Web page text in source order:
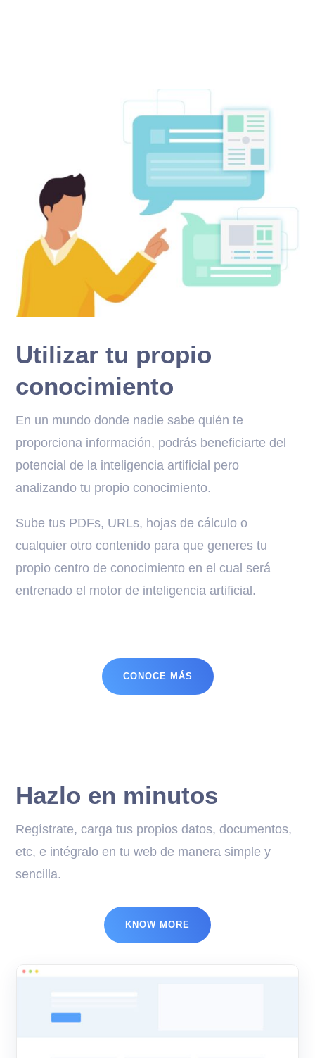
Utilizar tu propio
conocimiento
En un mundo donde nadie sabe quién te
proporciona información, podrás beneficiarte del
potencial de la inteligencia artificial pero
analizando tu propio conocimiento.
Sube tus PDFs, URLs, hojas de cálculo o
cualquier otro contenido para que generes tu
propio centro de conocimiento en el cual será
entrenado el motor de inteligencia artificial.
CONOCE MÁS
Hazlo en minutos
Regístrate, carga tus propios datos, documentos,
etc, e intégralo en tu web de manera simple y
sencilla.
KNOW MORE